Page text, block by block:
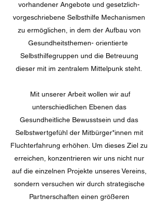
vorhandener Angebote und gesetzlich-
vorgeschriebene Selbsthilfe Mechanismen
zu ermöglichen, in dem der Aufbau von
Gesundheitsthemen- orientierte
Selbsthilfegruppen und die Betreuung
dieser mit im zentralem Mittelpunk steht.
Mit unserer Arbeit wollen wir auf
unterschiedlichen Ebenen das
Gesundheitliche Bewusstsein und das
Selbstwertgefühl der Mitbürger*innen mit
Fluchterfahrung erhöhen. Um dieses Ziel zu
erreichen, konzentrieren wir uns nicht nur
auf die einzelnen Projekte unseres Vereins,
sondern versuchen wir durch strategische
Partnerschaften einen größeren